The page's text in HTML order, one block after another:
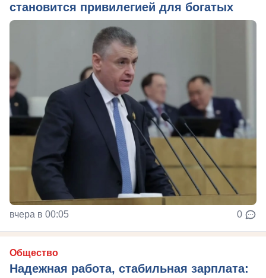
становится привилегией для богатых
вчера в 00:05 0
Общество
Надежная работа, стабильная зарплата: